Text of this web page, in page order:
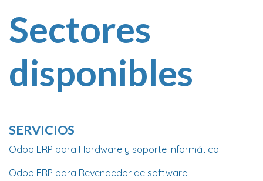
Sectores
disponibles
SERVICIOS
Odoo ERP para Hardware y soporte informático
Odoo ERP para Revendedor de software